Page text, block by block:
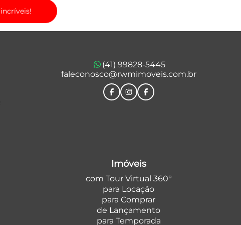
(41) 99828-5445
faleconosco@rwmimoveis.com.br
Imóveis
com Tour Virtual 360°
para Locação
para Comprar
de Lançamento
para Temporada